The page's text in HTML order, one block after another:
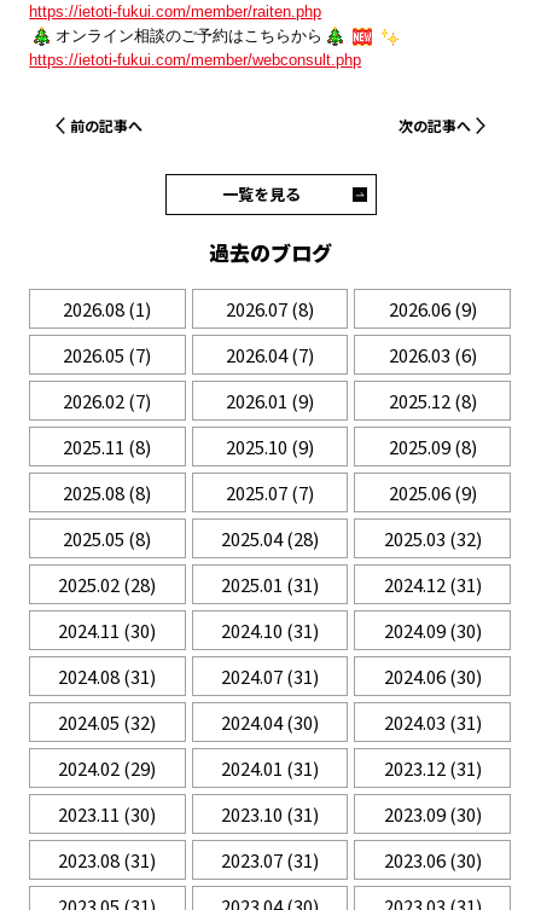
https://ietoti-fukui.com/member/raiten.php
オンライン相談のご予約はこちらから
https://ietoti-fukui.com/member/webconsult.php
前の記事へ
一覧を見る
次の記事へ
過去のブログ
2026.08(1) 2026.07(8) 2026.06(9)
2026.05 (7) 2026.04(7) 2026.03 (6)
2026.02(7) 2026.01 (9) 2025.12(8)
2025.11 (8) 2025.10 (9) 2025.09(8)
2025.08(8) 2025.07(7) 2025.06(9)
2025.05 (8) 2025.04(28) 2025.03 (32)
2025.02(28) 2025.01 (31) 2024.12(31)
2024.11 (30) 2024.10 (31) 2024.09(30)
2024.08(31) 2024.07(31) 2024.06(30)
2024.05 (32) 2024.04(30) 2024.03 (31)
2024.02(29) 2024.01 (31) 2023.12(31)
2023.11 (30) 2023.10 (31) 2023.09(30)
2023.08(31) 2023.07(31) 2023.06(30)